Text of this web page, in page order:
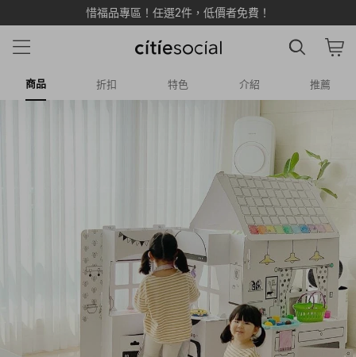
惜福品專區！任選2件，低價者免費！
商品 折扣 特色 介紹 推薦